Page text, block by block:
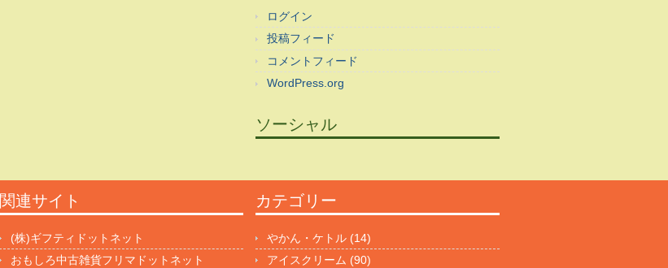
ログイン
投稿フィード
コメントフィード
WordPress.org
ソーシャル
関連サイト
(株)ギフティドットネット
おもしろ中古雑貨フリマドットネット
カテゴリー
やかん・ケトル (14)
アイスクリーム (90)